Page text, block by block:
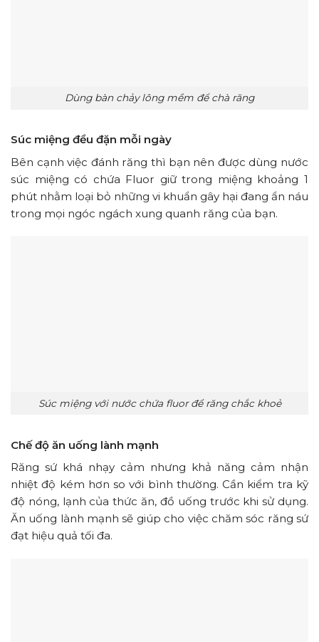
Dùng bàn chảy lông mềm để chà răng
Súc miệng đều đặn mỗi ngày
Bên cạnh việc đánh răng thì bạn nên được dùng nước
súc miệng có chứa Fluor giữ trong miệng khoảng 1
phút nhằm loại bỏ những vi khuẩn gây hại đang ẩn náu
trong mọi ngóc ngách xung quanh răng của bạn.
Súc miệng với nước chứa fluor để răng chắc khoẻ
Chế độ ăn uống lành mạnh
Răng sứ khá nhạy cảm nhưng khả năng cảm nhận
nhiệt độ kém hơn so với bình thường. Cần kiểm tra kỹ
độ nóng, lạnh của thức ăn, đồ uống trước khi sử dụng.
Ăn uống lành mạnh sẽ giúp cho việc chăm sóc răng sứ
đạt hiệu quả tối đa.